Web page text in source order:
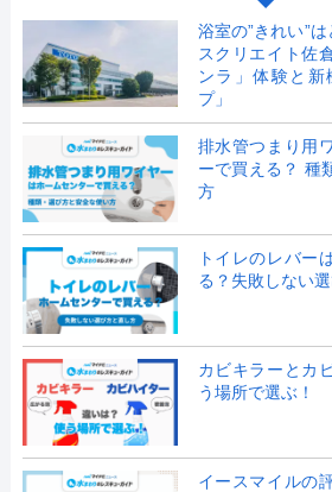
浴室の”きれい”
スクリエイト佐
ンラ」体験と
プ」
排水管つまり用
ーで買える？ 種
方
トイレのレバー
る？失敗しない
カビキラーとカ
う場所で選ぶ！
イースマイルの